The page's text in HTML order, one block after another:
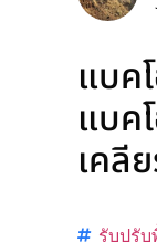
แบค
แบค
เคลี
รับปรั